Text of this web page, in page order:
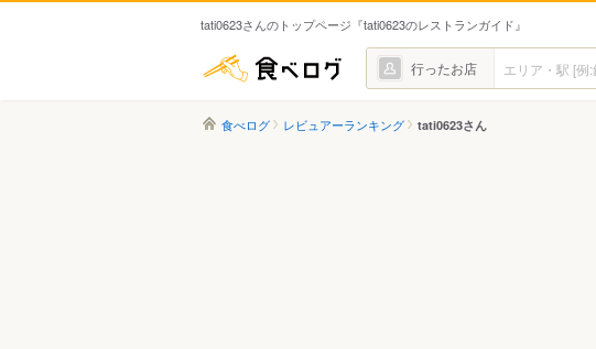
tati0623さんのトップページ『tati0623のレストランガイド』
食べログ 行ったお店
食べログ レビュアーランキング tati0623さん